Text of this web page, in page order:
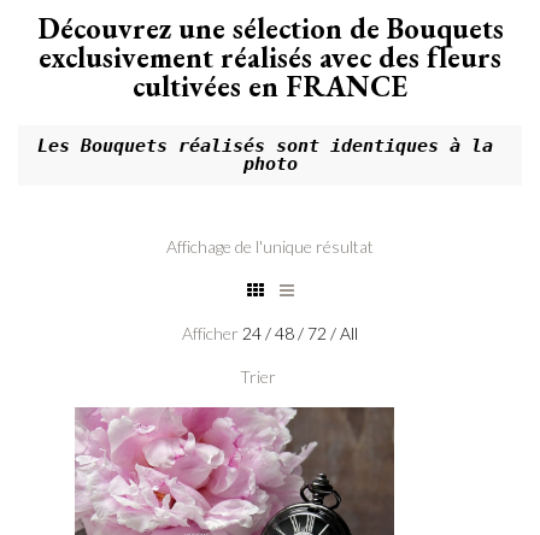
Découvrez une sélection de Bouquets
exclusivement réalisés avec des fleurs
cultivées en FRANCE
Les Bouquets réalisés sont identiques à la
photo
Affichage de l'unique résultat
Afficher 24/48/ 72 /All
Trier